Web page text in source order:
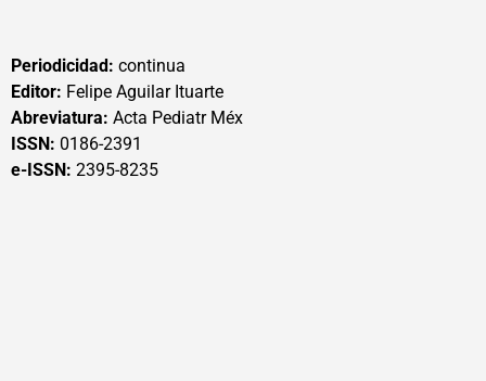
Periodicidad: continua
Editor: Felipe Aguilar Ituarte
Abreviatura: Acta Pediatr Méx
ISSN: 0186-2391
e-ISSN: 2395-8235